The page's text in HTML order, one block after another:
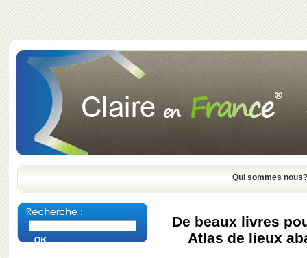
Qui sommes nous?
De beaux livres
Atlas de lieux